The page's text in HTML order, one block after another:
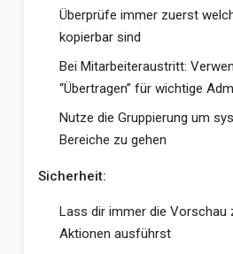
Überprüfe immer zuerst
kopierbar sind
Bei Mitarbeiteraustritt:
“Übertragen” für wichtige
Nutze die Gruppierung um
Bereiche zu gehen
Sicherheit:
Lass dir immer die Vorschau
Aktionen ausführst